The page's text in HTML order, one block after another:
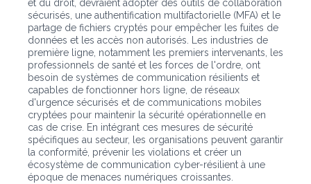
et du droit, devraient adopter des outils de collaboration
sécurisés, une authentification multifactorielle (MFA) et le
partage de fichiers cryptés pour empêcher les fuites de
données et les accès non autorisés. Les industries de
première ligne, notamment les premiers intervenants, les
professionnels de santé et les forces de l'ordre, ont
besoin de systèmes de communication résilients et
capables de fonctionner hors ligne, de réseaux
d'urgence sécurisés et de communications mobiles
cryptées pour maintenir la sécurité opérationnelle en
cas de crise. En intégrant ces mesures de sécurité
spécifiques au secteur, les organisations peuvent garantir
la conformité, prévenir les violations et créer un
écosystème de communication cyber-résilient à une
époque de menaces numériques croissantes.